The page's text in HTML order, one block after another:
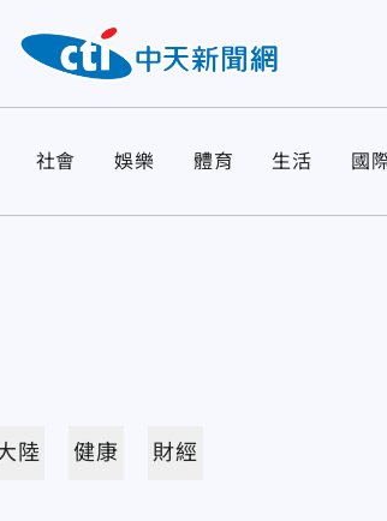
社會 娛樂 體育 生活 國
陸 健康 財經